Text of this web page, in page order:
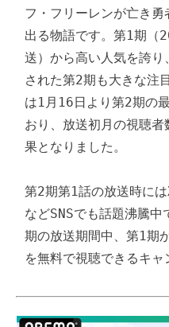
フ・フリーレンが亡き
出る物語です。第1期
送）から高い人気を誇
された第2期も大きな注
は1月16日より第2期の
おり、放送初月の視聴
果となりました。
第2期第1話の放送時に
などSNSでも話題沸騰中
期の放送期間中、第1期
を無料で視聴できるキャ